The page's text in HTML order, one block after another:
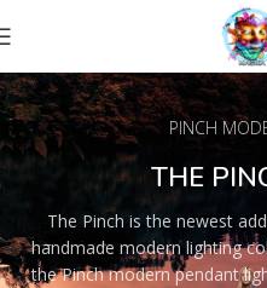
PINCH
THE
The Pinch is the newest
handmade modern lighting
the Pinch modern pendant